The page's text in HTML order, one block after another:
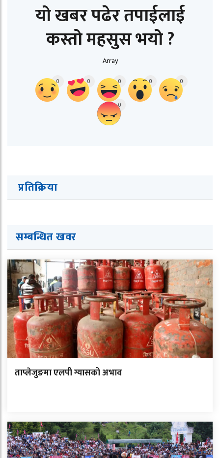
यो खबर पढेर तपाईलाई
कस्तो महसुस भयो ?
Array
0 0 0 0 0
0
प्रतिक्रिया
सम्बन्धित खवर
ताप्लेजुङमा एलपी ग्यासको अभाव